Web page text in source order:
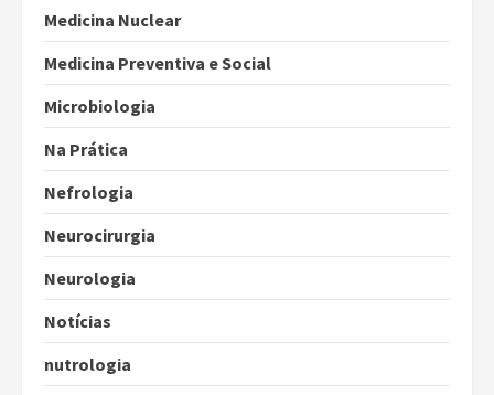
Medicina Nuclear
Medicina Preventiva e Social
Microbiologia
Na Prática
Nefrologia
Neurocirurgia
Neurologia
Notícias
nutrologia